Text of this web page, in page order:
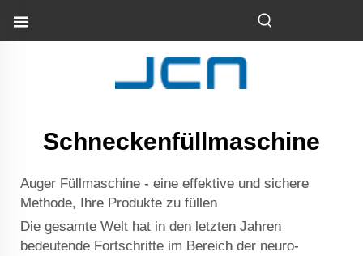
Schneckenfüllmaschine
Auger Füllmaschine - eine effektive und sichere
Methode, Ihre Produkte zu füllen
Die gesamte Welt hat in den letzten Jahren
bedeutende Fortschritte im Bereich der neuro-